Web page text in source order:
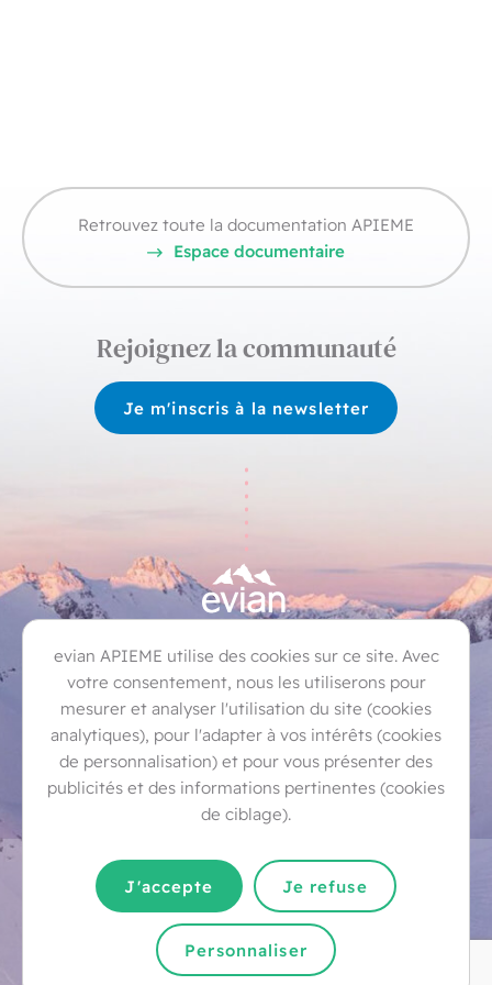
Retrouvez toute la documentation APIEME
Espace documentaire
Rejoignez la communauté
Je m'inscris à la newsletter
Féternes
Larringes Lugrin
Marin
Maxilly-sur-Léman
Neuvecelle
Publier
Saint-Paul-en-Chablais
Thollon-les-Mémises
Vinzier
Mentions légales
Politique de protection de la vie privée
Gestion des cookies
Politique cookies
evian APIEME utilise des cookies sur ce site. Avec
votre consentement, nous les utiliserons pour
mesurer et analyser l'utilisation du site (cookies
analytiques), pour l'adapter à vos intérêts (cookies
de personnalisation) et pour vous présenter des
publicités et des informations pertinentes (cookies
de ciblage).
J'accepte Je refuse
Personnaliser